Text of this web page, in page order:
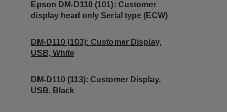
Epson DM-D110 (101): Customer
display head only Serial type (ECW)
DM-D110 (103): Customer Display,
USB, White
DM-D110 (113): Customer Display,
USB, Black